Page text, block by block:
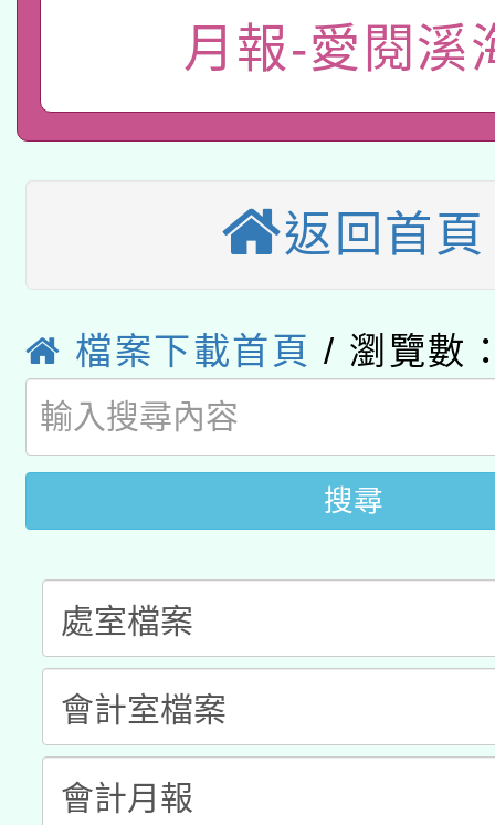
薪期間赴陸應申請許可
轉知經濟部水利署委託
業技術研究院辦理「
用水績優單位及節水達
115年8月22日(星期六
桃園市孔廟祈福系列
開 智慧啟航」
2026年桃園地景藝術
「2026桃園藝術巡演
適應運動共學行動站研
本館辦理115年度閱讀
暨閱讀推動專業研習
科技賦能─人工智慧
礎課程
A3數位素養講師名單
「數位內容與教學軟體
pilot」
有關大陸委員會函釋公
薪期間赴陸應申請許可
轉知經濟部水利署委託
業技術研究院辦理「
用水績優單位及節水達
動」
115年8月22日(星期六
桃園市孔廟祈福系列
開 智慧啟航」
2026年桃園地景藝術
「2026桃園藝術巡演
關事宜
月報-愛閱溪
返回首頁
檔案下載首頁 / 瀏覽數
搜尋